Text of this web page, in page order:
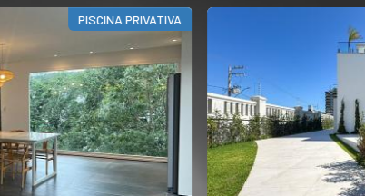
PISCINA PRIVATIVA